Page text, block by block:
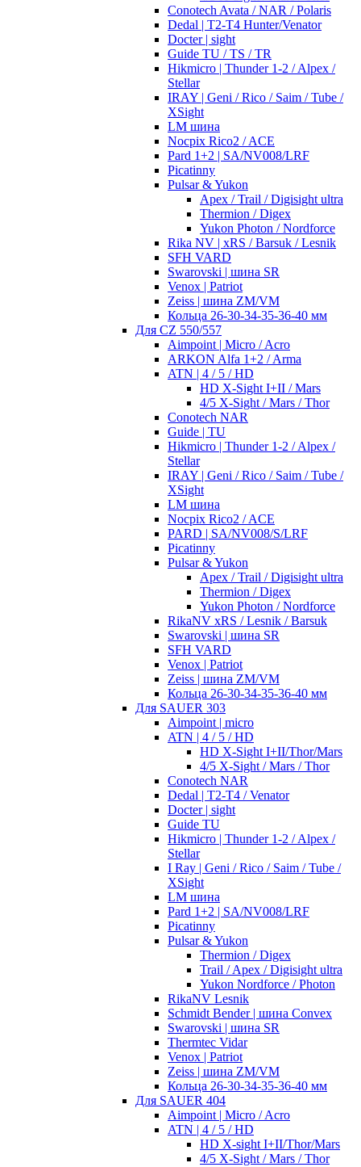
Conotech Avata / NAR / Polaris
Dedal | T2-T4 Hunter/Venator
Docter | sight
Guide TU / TS / TR
Hikmicro | Thunder 1-2 / Alpex /
Stellar
IRAY | Geni / Rico / Saim / Tube /
XSight
LM шина
Nocpix Rico2 / ACE
Pard 1+2 | SA/NV008/LRF
Picatinny
Pulsar & Yukon
Apex / Trail / Digisight ultra
Thermion / Digex
Yukon Photon / Nordforce
Rika NV | xRS / Barsuk / Lesnik
SFH VARD
Swarovski | шина SR
Venox | Patriot
Zeiss | шина ZM/VM
Кольца 26-30-34-35-36-40 мм
Для CZ 550/557
Aimpoint | Micro / Acro
ARKON Alfa 1+2 / Arma
ATN | 4 / 5 / HD
HD X-Sight I+II / Mars
4/5 X-Sight / Mars / Thor
Conotech NAR
Guide | TU
Hikmicro | Thunder 1-2 / Alpex /
Stellar
IRAY | Geni / Rico / Saim / Tube /
XSight
LM шина
Nocpix Rico2 / ACE
PARD | SA/NV008/S/LRF
Picatinny
Pulsar & Yukon
Apex / Trail / Digisight ultra
Thermion / Digex
Yukon Photon / Nordforce
RikaNV xRS / Lesnik / Barsuk
Swarovski | шина SR
SFH VARD
Venox | Patriot
Zeiss | шина ZM/VM
Кольца 26-30-34-35-36-40 мм
Для SAUER 303
Aimpoint | micro
ATN | 4 / 5 / HD
HD X-Sight I+II/Thor/Mars
4/5 X-Sight / Mars / Thor
Conotech NAR
Dedal | T2-T4 / Venator
Docter | sight
Guide TU
Hikmicro | Thunder 1-2 / Alpex /
Stellar
I Ray | Geni / Rico / Saim / Tube /
XSight
LM шина
Pard 1+2 | SA/NV008/LRF
Picatinny
Pulsar & Yukon
Thermion / Digex
Trail / Apex / Digisight ultra
Yukon Nordforce / Photon
RikaNV Lesnik
Schmidt Bender | шина Convex
Swarovski | шина SR
Thermtec Vidar
Venox | Patriot
Zeiss | шина ZM/VM
Кольца 26-30-34-35-36-40 мм
Для SAUER 404
Aimpoint | Micro / Acro
ATN | 4 / 5 / HD
HD X-sight I+II/Thor/Mars
4/5 X-Sight / Mars / Thor